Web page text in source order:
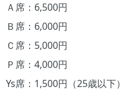
Ａ席：6,500円
Ｂ席：6,000円
Ｃ席：5,000円
Ｐ席：4,000円
Ys席：1,500円（25歳以下）